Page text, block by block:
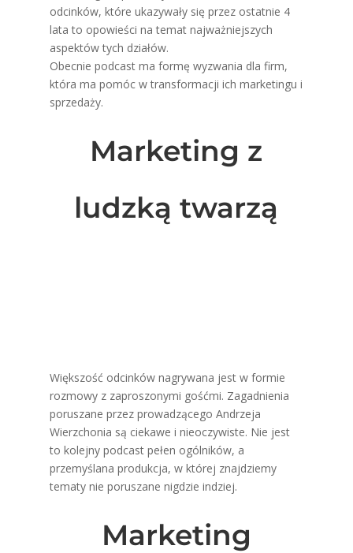
odcinków, które ukazywały się przez ostatnie 4
lata to opowieści na temat najważniejszych
aspektów tych działów.
Obecnie podcast ma formę wyzwania dla firm,
która ma pomóc w transformacji ich marketingu i
sprzedaży.
Marketing z
ludzką twarzą
Większość odcinków nagrywana jest w formie
rozmowy z zaproszonymi gośćmi. Zagadnienia
poruszane przez prowadzącego Andrzeja
Wierzchonia są ciekawe i nieoczywiste. Nie jest
to kolejny podcast pełen ogólników, a
przemyślana produkcja, w której znajdziemy
tematy nie poruszane nigdzie indziej.
Marketing